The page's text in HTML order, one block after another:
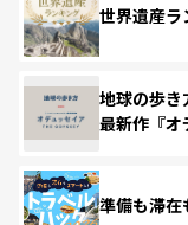
世界遺産ラ
地球の歩
最新作『オ
準備も滞